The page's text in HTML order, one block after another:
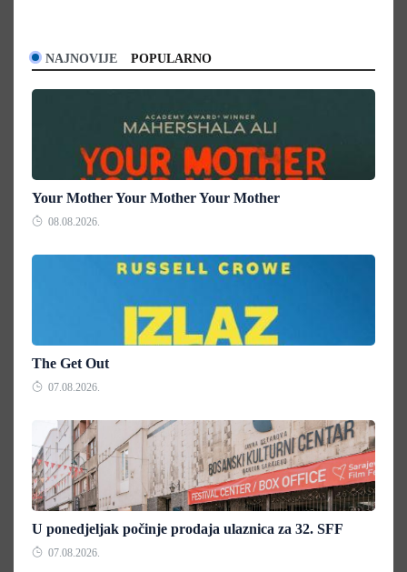
NAJNOVIJE POPULARNO
Your Mother Your Mother Your Mother
08.08.2026.
The Get Out
07.08.2026.
U ponedjeljak počinje prodaja ulaznica za 32. SFF
07.08.2026.